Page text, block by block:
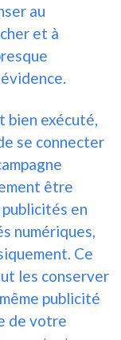
au
et à
bien exécuté,
se connecter
être
en
numériques,
Ce
les conserver
publicité
de votre